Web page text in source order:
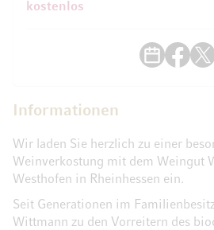
kostenlos
Informationen
Wir laden Sie herzlich zu einer
Weinverkostung mit dem Weingut
Westhofen in Rheinhessen ein.
Seit Generationen im
Wittmann zu den Vorreitern des